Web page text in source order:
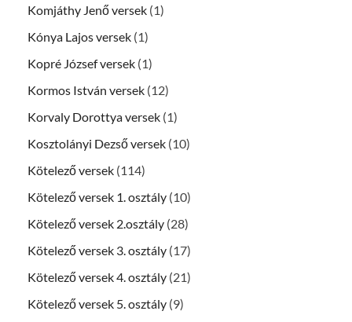
Komjáthy Jenő versek (1)
Kónya Lajos versek (1)
Kopré József versek (1)
Kormos István versek (12)
Korvaly Dorottya versek (1)
Kosztolányi Dezső versek (10)
Kötelező versek (114)
Kötelező versek 1. osztály (10)
Kötelező versek 2.osztály (28)
Kötelező versek 3. osztály (17)
Kötelező versek 4. osztály (21)
Kötelező versek 5. osztály (9)